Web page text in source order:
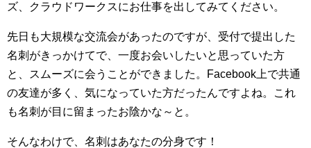
ズ、クラウドワークスにお仕事を出してみてください。
先日も大規模な交流会があったのですが、受付で提出した
名刺がきっかけてで、一度お会いしたいと思っていた方
と、スムーズに会うことができました。Facebook上で共通
の友達が多く、気になっていた方だったんですよね。これ
も名刺が目に留まったお陰かな～と。
そんなわけで、名刺はあなたの分身です！